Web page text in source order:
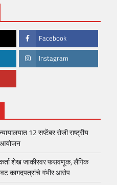
Facebook
Instagram
12 सप्टेंबर रोजी राष्ट्रीय
शेख जाकीरवर फसवणूक, लैंगिक
कागदपत्रांचे गंभीर आरोप